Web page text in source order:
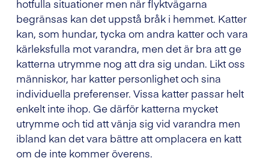
hotfulla situationer men när flyktvägarna
begränsas kan det uppstå bråk i hemmet. Katter
kan, som hundar, tycka om andra katter och vara
kärleksfulla mot varandra, men det är bra att ge
katterna utrymme nog att dra sig undan. Likt oss
människor, har katter personlighet och sina
individuella preferenser. Vissa katter passar helt
enkelt inte ihop. Ge därför katterna mycket
utrymme och tid att vänja sig vid varandra men
ibland kan det vara bättre att omplacera en katt
om de inte kommer överens.